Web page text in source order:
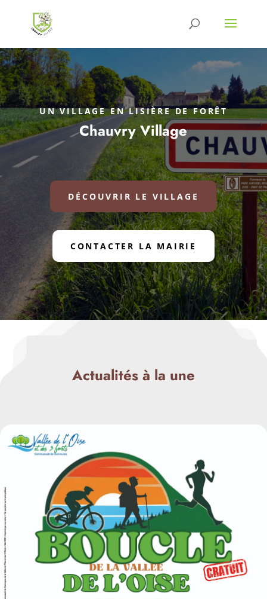
UN VILLAGE EN LISIÈRE DE FORÊT
Chauvry Village
DÉCOUVRIR LE VILLAGE
CONTACTER LA MAIRIE
Actualités à la une